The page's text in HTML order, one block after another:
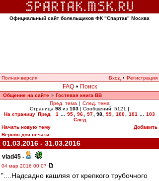
Официальный сайт болельщиков ФК "Спартак" Москва
Полная версия Вход • Регистрация
FAQ • Поиск
Общение на сайте » Гостевая книга ВВ
Пред. тема | След. тема
Страница 98 из 103 [ Сообщений: 5121 ]
На страницу Пред. 1 95 96 97 98 99 100 101
103
След.
Начать новую тему
Добавить
Версия для печати
01.03.2016 - 31.03.2016
vlad45 -
04 мар 2016 00:07
"....Надсадно кашляя от крепкого трубочного